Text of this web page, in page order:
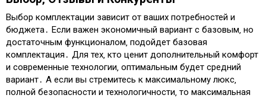
Выбор комплектации зависит от ваших потребностей и
бюджета․ Если важен экономичный вариант с базовым‚ но
достаточным функционалом‚ подойдет базовая
комплектация․ Для тех‚ кто ценит дополнительный комфорт
и современные технологии‚ оптимальным будет средний
вариант․ А если вы стремитесь к максимальному люкс‚
полной безопасности и технологичности‚ то максимальная